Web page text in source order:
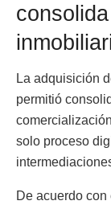
La adquisición
permitió
solo proceso
De acuerdo